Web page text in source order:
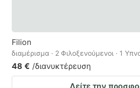
Filion
διαμέρισμα · 2 Φιλοξενούμενοι · 1
48 € /διανυκτέρευση